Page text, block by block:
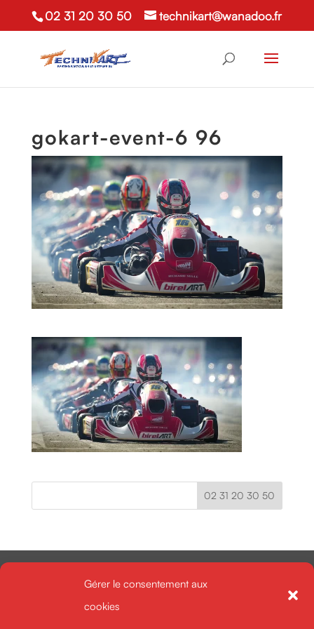
Gérer le consentement aux
cookies
02 31 20 30 50 technikart@wanadoo.fr
gokart-event-6 96
02 31 20 30 50